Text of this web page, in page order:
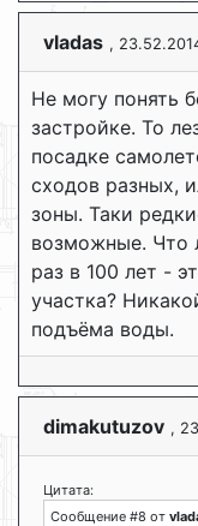
vladas ,
Не могу понять
застройке. То
посадке
сходов разных,
зоны. Таки
возможные. Что
раз в 100 лет -
участка?
подъёма воды.
dimakutuzov ,
Цитата:
Сообщение #8 от